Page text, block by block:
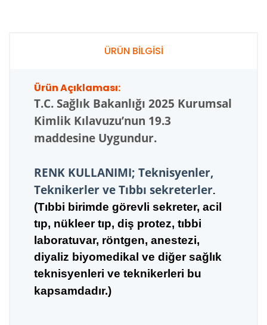
ÜRÜN BİLGİSİ
Ürün Açıklaması:
T.C. Sağlık Bakanlığı 2025 Kurumsal
Kimlik Kılavuzu’nun 19.3
maddesine Uygundur.
RENK KULLANIMI; Teknisyenler,
Teknikerler ve Tıbbı sekreterler.
(Tıbbi birimde görevli sekreter, acil
tıp, nükleer tıp, diş protez, tıbbi
laboratuvar, röntgen, anestezi,
diyaliz biyomedikal ve diğer sağlık
teknisyenleri ve teknikerleri bu
kapsamdadır.)